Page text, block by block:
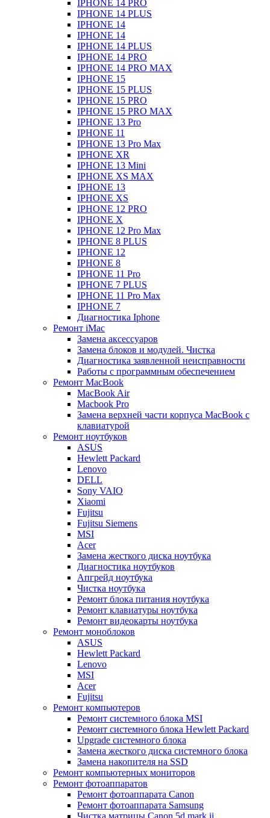
IPHONE 14 PRO
IPHONE 14 PLUS
IPHONE 14
IPHONE 14
IPHONE 14 PLUS
IPHONE 14 PRO
IPHONE 14 PRO MAX
IPHONE 15
IPHONE 15 PLUS
IPHONE 15 PRO
IPHONE 15 PRO MAX
IPHONE 13 Pro
IPHONE 11
IPHONE 13 Pro Max
IPHONE XR
IPHONE 13 Mini
IPHONE XS MAX
IPHONE 13
IPHONE XS
IPHONE 12 PRO
IPHONE X
IPHONE 12 Pro Max
IPHONE 8 PLUS
IPHONE 12
IPHONE 8
IPHONE 11 Pro
IPHONE 7 PLUS
IPHONE 11 Pro Max
IPHONE 7
Диагностика Iphone
Ремонт iMac
Замена аксессуаров
Замена блоков и модулей. Чистка
Диагностика заявленной неисправности
Работы с программным обеспечением
Ремонт MacBook
MacBook Air
Macbook Pro
Замена верхней части корпуса MacBook с
клавиатурой
Ремонт ноутбуков
ASUS
Hewlett Packard
Lenovo
DELL
Sony VAIO
Xiaomi
Fujitsu
Fujitsu Siemens
MSI
Acer
Замена жесткого диска ноутбука
Диагностика ноутбуков
Апгрейд ноутбука
Чистка ноутбука
Ремонт блока питания ноутбука
Ремонт клавиатуры ноутбука
Ремонт видеокарты ноутбука
Ремонт моноблоков
ASUS
Hewlett Packard
Lenovo
MSI
Acer
Fujitsu
Ремонт компьютеров
Ремонт системного блока MSI
Ремонт системного блока Hewlett Packard
Upgrade системного блока
Замена жесткого диска системного блока
Замена накопителя на SSD
Ремонт компьютерных мониторов
Ремонт фотоаппаратов
Ремонт фотоаппарата Canon
Ремонт фотоаппарата Samsung
Чистка матрицы Canon 5d mark ii